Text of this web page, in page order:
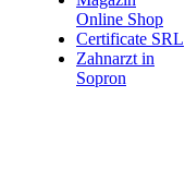
Online Shop
Certificate SRL
Zahnarzt in
Sopron